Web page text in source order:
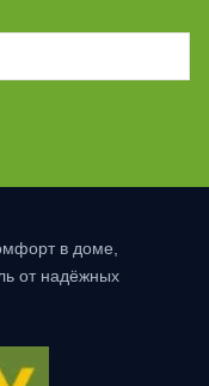
в доме,
от надёжных